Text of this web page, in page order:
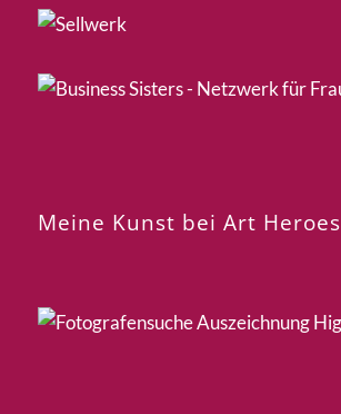
Meine Kunst bei Art Heroes